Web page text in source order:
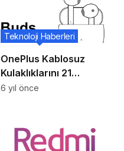
OnePlus Kablosuz
Kulaklıklarını 21
Temmuz’da Piyasaya
Teknoloji Haberleri
6 yıl önce